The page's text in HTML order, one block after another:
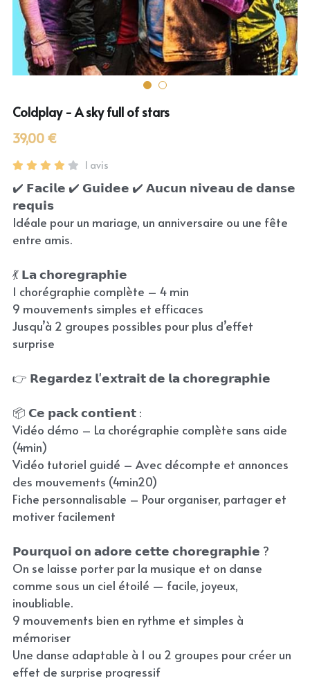
Coldplay - A sky full of stars
39,00 €
1 avis
✔️ 𝗙𝗮𝗰𝗶𝗹𝗲 ✔️ 𝗚𝘂𝗶𝗱𝗲𝗲 ✔️ 𝗔𝘂𝗰𝘂𝗻 𝗻𝗶𝘃𝗲𝗮𝘂 𝗱𝗲 𝗱𝗮𝗻𝘀𝗲
𝗿𝗲𝗾𝘂𝗶𝘀
Idéale pour un mariage, un anniversaire ou une fête
entre amis.
💃 𝗟𝗮 𝗰𝗵𝗼𝗿𝗲𝗴𝗿𝗮𝗽𝗵𝗶𝗲
1 chorégraphie complète – 4 min
9 mouvements simples et efficaces
Jusqu’à 2 groupes possibles pour plus d’effet
surprise
👉 𝗥𝗲𝗴𝗮𝗿𝗱𝗲𝘇 𝗹'𝗲𝘅𝘁𝗿𝗮𝗶𝘁 𝗱𝗲 𝗹𝗮 𝗰𝗵𝗼𝗿𝗲𝗴𝗿𝗮𝗽𝗵𝗶𝗲
📦 𝗖𝗲 𝗽𝗮𝗰𝗸 𝗰𝗼𝗻𝘁𝗶𝗲𝗻𝘁 :
Vidéo démo – La chorégraphie complète sans aide
(4min)
Vidéo tutoriel guidé – Avec décompte et annonces
des mouvements (4min20)
Fiche personnalisable – Pour organiser, partager et
motiver facilement
𝗣𝗼𝘂𝗿𝗾𝘂𝗼𝗶 𝗼𝗻 𝗮𝗱𝗼𝗿𝗲 𝗰𝗲𝘁𝘁𝗲 𝗰𝗵𝗼𝗿𝗲𝗴𝗿𝗮𝗽𝗵𝗶𝗲 ?
On se laisse porter par la musique et on danse
comme sous un ciel étoilé — facile, joyeux,
inoubliable.
9 mouvements bien en rythme et simples à
mémoriser
Une danse adaptable à 1 ou 2 groupes pour créer un
effet de surprise progressif